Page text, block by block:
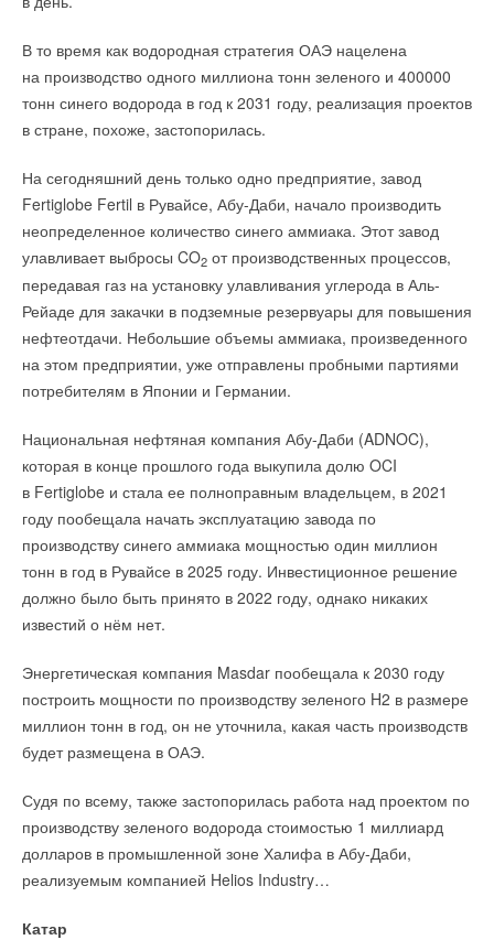
В то время как водородная стратегия ОАЭ нацелена
на производство одного миллиона тонн зеленого и 400000
тонн синего водорода в год к 2031 году, реализация проектов
в стране, похоже, застопорилась.
На сегодняшний день только одно предприятие, завод
Fertiglobe Fertil в Рувайсе, Абу-Даби, начало производить
неопределенное количество синего аммиака. Этот завод
улавливает выбросы CO2 от производственных процессов,
передавая газ на установку улавливания углерода в Аль-
Рейаде для закачки в подземные резервуары для повышения
нефтеотдачи. Небольшие объемы аммиака, произведенного
на этом предприятии, уже отправлены пробными партиями
потребителям в Японии и Германии.
Национальная нефтяная компания Абу-Даби (ADNOC),
которая в конце прошлого года выкупила долю OCI
в Fertiglobe и стала ее полноправным владельцем, в 2021
году пообещала начать эксплуатацию завода по
производству синего аммиака мощностью один миллион
тонн в год в Рувайсе в 2025 году. Инвестиционное решение
должно было быть принято в 2022 году, однако никаких
известий о нём нет.
Энергетическая компания Masdar пообещала к 2030 году
построить мощности по производству зеленого H2 в размере
миллион тонн в год, он не уточнила, какая часть производств
будет размещена в ОАЭ.
Судя по всему, также застопорилась работа над проектом по
производству зеленого водорода стоимостью 1 миллиард
долларов в промышленной зоне Халифа в Абу-Даби,
реализуемым компанией Helios Industry…
Катар